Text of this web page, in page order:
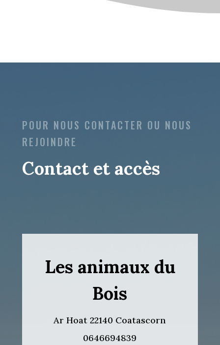
POUR NOUS CONTACTER OU NOUS
REJOINDRE
Contact et accès
Les animaux du
Bois
Ar Hoat 22140 Coatascorn
0646694839